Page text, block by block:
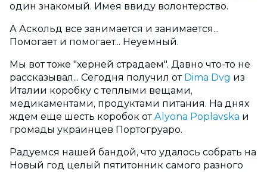
один знакомый. Имея ввиду волонтерство.
А Аскольд все занимается и занимается...
Помогает и помогает... Неуемный.
Мы вот тоже "херней страдаем". Давно что-то не
рассказывал... Сегодня получил от Dima Dvg из
Италии коробку с теплыми вещами,
медикаментами, продуктами питания. На днях
ждем еще шесть коробок отAlyona Poplavska и
громады украинцев Портогруаро.
Радуемся нашей бандой, что удалось собрать на
Новый год целый пятитонник самого разного